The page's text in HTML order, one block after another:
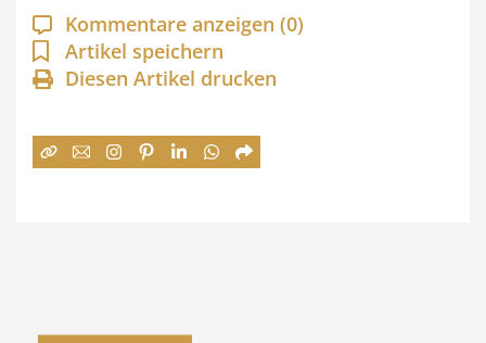
a
n
n
:
Kommentare anzeigen (0)
Artikel speichern
Diesen Artikel drucken